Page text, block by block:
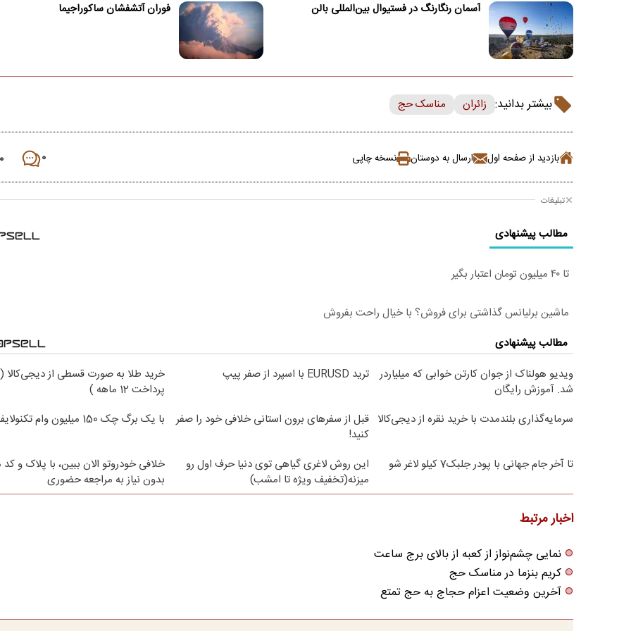
آسمان رنگارنگ در فستیوال بین‌المللی بالن فوران آتشفشان ساکوراجیما
بیشتر بدانید: زائران مناسک حج
بازدید از صفحه اول ارسال به دوستان نسخه چاپی ۰ ۰
تبلیغات
مطالب پیشنهادی
تا ۴۰ میلیون تومان اعتبار بگیر
ماشین برلیانس گذاشتی برای فروش؟ با خیال راحت بفروش
مطالب پیشنهادی
ویدیو هولناک از جوان کارتن خوابی که میلیاردر
شد. آموزش رایگان
ترید EURUSD با اسپرد از صفر پیپ
خرید طلا به صورت قسطی از دیجی‌کالا (
پرداخت 12 ماهه )
سرمایه‌گذاری بلندمدت با خرید نقره از دیجی‌کالا قبل از سفرهای برون استانی خلافی خود را صفر
کنید!
با یک برگ چک 150 میلیون وام تکنولایف بگیر
تا آخر جام جهانی با پودر جلبک7 کیلو لاغر شو
این روش لاغری گیاهی توی دنیا حرف اول رو
میزنه(تخفیف ویژه تا امشب)
خلافی خودروتو الان ببین، با پلاک و کد
بدون نیاز به مراجعه حضوری
اخبار مرتبط
نمایی چشم‌نواز از کعبه از بالای برج ساعت
کریم بنزما در مناسک حج
آخرین وضعیت اعزام حجاج به حج تمتع